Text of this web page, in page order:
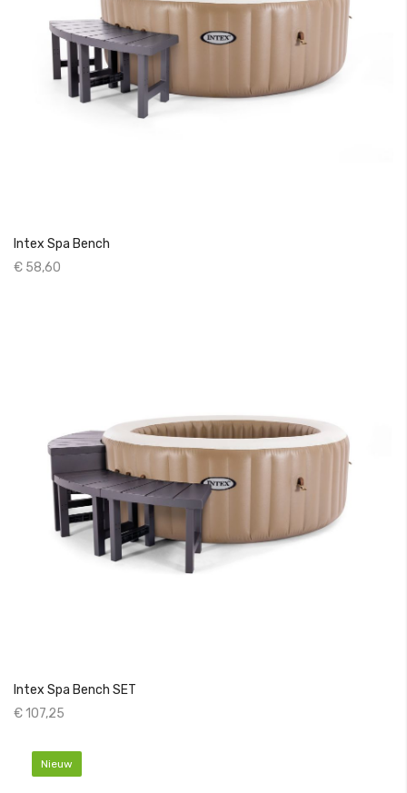
Intex Spa Bench
€ 58,60
Intex Spa Bench SET
€ 107,25
Nieuw